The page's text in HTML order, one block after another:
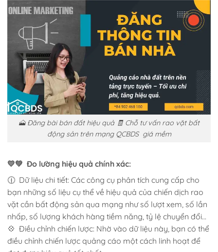
🗻 Đăng bài bán đất hiệu quả 🧾 Chỗ tư vấn rao vặt bất
động sản trên mạng QCBDS giá mềm
💛💚 Đo lường hiệu quả chính xác:
🕧 Dữ liệu chi tiết: Các công cụ phân tích cung cấp cho
bạn những số liệu cụ thể về hiệu quả của chiến dịch rao
vặt cần bất động sản qua mạng như số lượt xem, số lần
nhấp, số lượng khách hàng tiềm năng, tỷ lệ chuyển đổi…
💠 Điều chỉnh chiến lược: Nhờ vào dữ liệu này, bạn có thể
điều chỉnh chiến lược quảng cáo một cách linh hoạt để